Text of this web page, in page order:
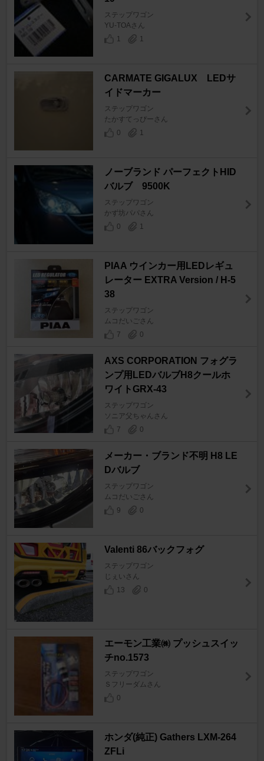
ステップワゴン
YU-TOAさん
1
1
CARMATE GIGALUX LEDサ
イドマーカー
ステップワゴン
たかすてっぴーさん
0
1
ノーブランド パーフェクトHID
バルブ 9500K
ステップワゴン
かず坊パパさん
0
1
PIAA ウインカー用LEDレギュ
レーター EXTRA Version / H-5
38
ステップワゴン
ムコだいごさん
7
0
AXS CORPORATION フォグラ
ンプ用LEDバルブH8クールホ
ワイトGRX-43
ステップワゴン
ソニア父ちゃんさん
7
0
メーカー・ブランド不明 H8 LE
Dバルブ
ステップワゴン
ムコだいごさん
9
0
Valenti 86バックフォグ
ステップワゴン
じぇいさん
13
0
エーモン工業㈱ プッシュスイッ
チno.1573
ステップワゴン
Ｓフリーダムさん
0
ホンダ(純正) Gathers LXM-264
ZFLi